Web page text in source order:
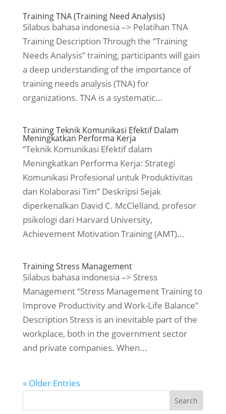
Training TNA (Training Need Analysis)
Silabus bahasa indonesia –> Pelatihan TNA
Training Description Through the “Training
Needs Analysis” training, participants will gain
a deep understanding of the importance of
training needs analysis (TNA) for
organizations. TNA is a systematic...
Training Teknik Komunikasi Efektif Dalam
Meningkatkan Performa Kerja
“Teknik Komunikasi Efektif dalam
Meningkatkan Performa Kerja: Strategi
Komunikasi Profesional untuk Produktivitas
dan Kolaborasi Tim” Deskripsi Sejak
diperkenalkan David C. McClelland, profesor
psikologi dari Harvard University,
Achievement Motivation Training (AMT)...
Training Stress Management
Silabus bahasa indonesia –> Stress
Management “Stress Management Training to
Improve Productivity and Work-Life Balance”
Description Stress is an inevitable part of the
workplace, both in the government sector
and private companies. When...
« Older Entries
Search